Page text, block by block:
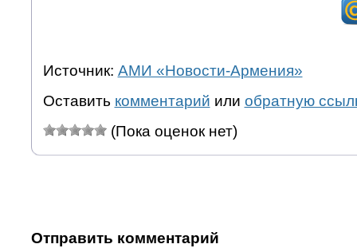
Источник: АМИ «Новости-Армения»
Оставить комментарий или обратную
(Пока оценок нет)
Отправить комментарий